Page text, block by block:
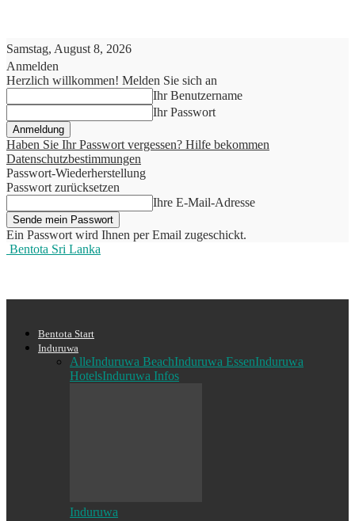
Samstag, August 8, 2026
Anmelden
Herzlich willkommen! Melden Sie sich an
Ihr Benutzername
Ihr Passwort
Haben Sie Ihr Passwort vergessen? Hilfe bekommen
Datenschutzbestimmungen
Passwort-Wiederherstellung
Passwort zurücksetzen
Ihre E-Mail-Adresse
Ein Passwort wird Ihnen per Email zugeschickt.
Bentota Sri Lanka
Bentota Start
Induruwa
AlleInduruwa BeachInduruwa EssenInduruwa
HotelsInduruwa Infos
Induruwa